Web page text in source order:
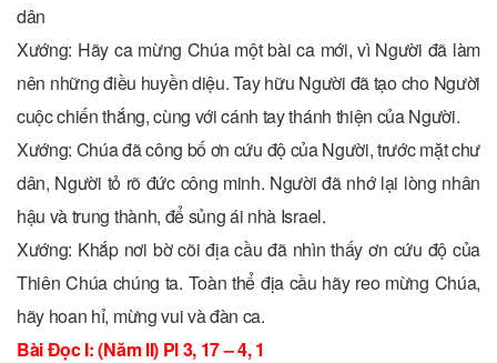
dân
Xướng: Hãy ca mừng Chúa một bài ca mới, vì Người đã làm
nên những điều huyền diệu. Tay hữu Người đã tạo cho Người
cuộc chiến thắng, cùng với cánh tay thánh thiện của Người.
Xướng: Chúa đã công bố ơn cứu độ của Người, trước mặt chư
dân, Người tỏ rõ đức công minh. Người đã nhớ lại lòng nhân
hậu và trung thành, để sủng ái nhà Israel.
Xướng: Khắp nơi bờ cõi địa cầu đã nhìn thấy ơn cứu độ của
Thiên Chúa chúng ta. Toàn thể địa cầu hãy reo mừng Chúa,
hãy hoan hỉ, mừng vui và đàn ca.
Bài Ðọc I: (Năm II) Pl 3, 17 – 4, 1